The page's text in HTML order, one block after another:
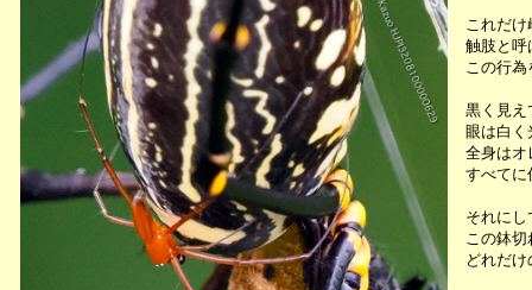
これだ
触肢と呼
この行為
黒く見え
眼は白く
全身はオ
すべてに
それに
この鉢切
どれだ